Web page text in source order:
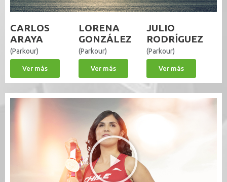
CARLOS
ARAYA
(Parkour)
Ver más
LORENA
GONZÁLEZ
(Parkour)
Ver más
JULIO
RODRÍGUEZ
(Parkour)
Ver más